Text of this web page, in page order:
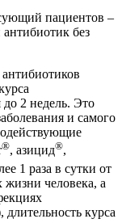
пациентов –
без
2 недель. Это
и самого
®, азицид®,
1 раза в сутки от
человека, а
курса